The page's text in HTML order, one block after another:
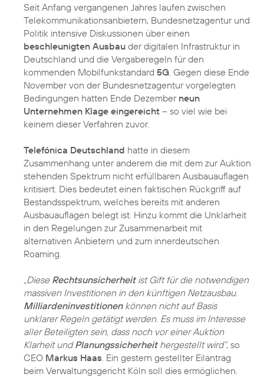
Seit Anfang vergangenen Jahres laufen zwischen
Telekommunikationsanbietern, Bundesnetzagentur und
Politik intensive Diskussionen über einen
beschleunigten Ausbau der digitalen Infrastruktur in
Deutschland und die Vergaberegeln für den
kommenden Mobilfunkstandard 5G . Gegen diese Ende
November von der Bundesnetzagentur vorgelegten
Bedingungen hatten Ende Dezember neun
Unternehmen Klage eingereicht – so viel wie bei
keinem dieser Verfahren zuvor.
Telefónica Deutschland hatte in diesem
Zusammenhang unter anderem die mit dem zur Auktion
stehenden Spektrum nicht erfüllbaren Ausbauauflagen
kritisiert. Dies bedeutet einen faktischen Rückgriff auf
Bestandsspektrum, welches bereits mit anderen
Ausbauauflagen belegt ist. Hinzu kommt die Unklarheit
in den Regelungen zur Zusammenarbeit mit
alternativen Anbietern und zum innerdeutschen
Roaming.
„Diese Rechtsunsicherheitist Gift für die notwendigen
massiven Investitionen in den künftigen Netzausbau.
Milliardeninvestitionenkönnen nicht auf Basis
unklarer Regeln getätigt werden. Es muss im Interesse
aller Beteiligten sein, dass noch vor einer Auktion
Klarheit undPlanungssicherheithergestellt wird“, so
CEO Markus Haas . Ein gestern gestellter Eilantrag
beim Verwaltungsgericht Köln soll dies ermöglichen.